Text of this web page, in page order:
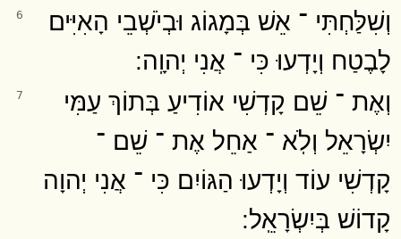
6
וְשִׁלַּחְתִּי ־ אֵשׁ בְּמָגוֹג וּבְיֹשְׁבֵי הָאִיִּים
לָבֶטַח וְיָדְעוּ כִּי ־ אֲנִי יְהוָֽה ׃
7
וְאֶת ־ שֵׁם קָדְשִׁי אוֹדִיעַ בְּתוֹךְ עַמִּי
יִשְׂרָאֵל וְלֹֽא ־ אַחֵל אֶת ־ שֵׁם ־
קָדְשִׁי עוֹד וְיָדְעוּ הַגּוֹיִם כִּי ־ אֲנִי יְהוָה
קָדוֹשׁ בְּיִשְׂרָאֵֽל ׃